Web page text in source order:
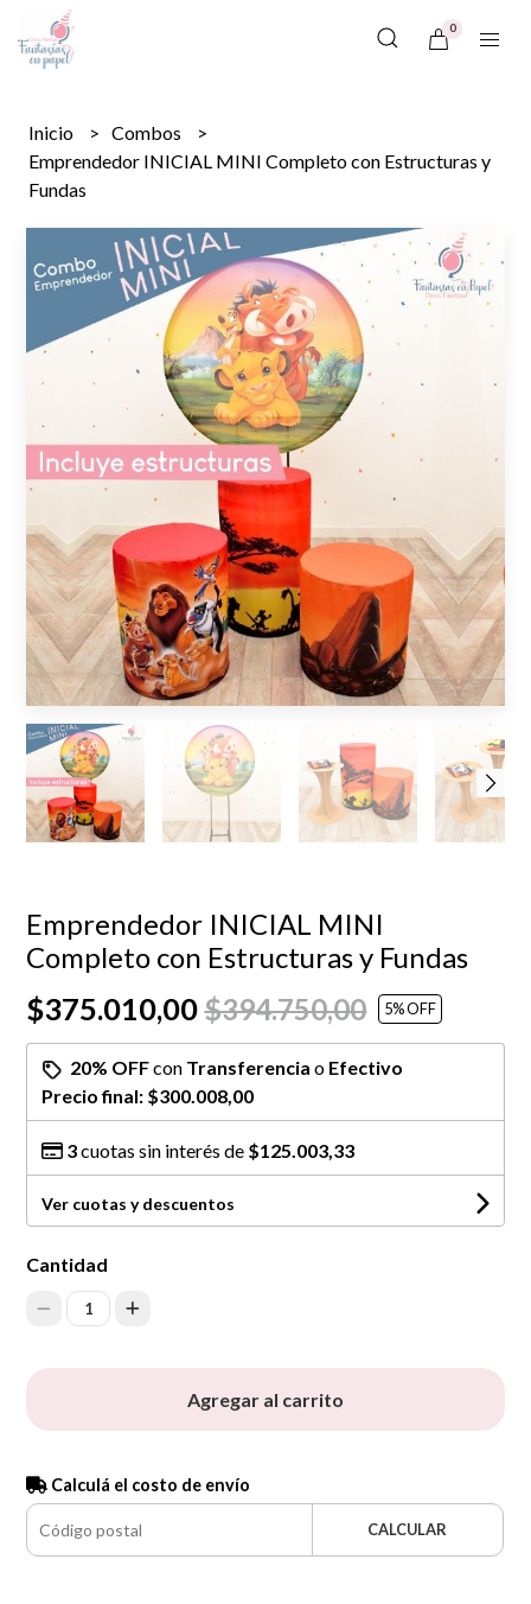
0
Inicio
Combos
Emprendedor INICIAL MINI Completo con Estructuras y
Fundas
Emprendedor INICIAL MINI
Completo con Estructuras y Fundas
$375.010,00$394.750,00 5% OFF
20% OFFcon Transferencia o Efectivo
Precio final: $300.008,00
3cuotas sin interés de $125.003,33
Ver cuotas y descuentos
Cantidad
1
Agregar al carrito
Calculá el costo de envío
CALCULAR